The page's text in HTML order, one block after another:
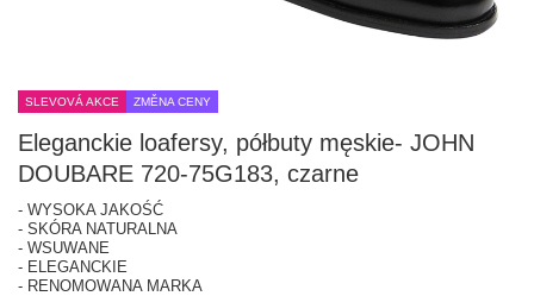
SLEVOVÁ AKCE ZMĚNA CENY
Eleganckie loafersy, półbuty męskie- JOHN
DOUBARE 720-75G183, czarne
- WYSOKA JAKOŚĆ
- SKÓRA NATURALNA
- WSUWANE
- ELEGANCKIE
- RENOMOWANA MARKA